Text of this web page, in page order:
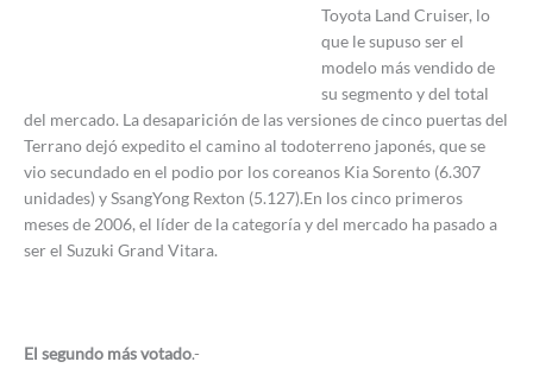
Toyota Land Cruiser, lo
que le supuso ser el
modelo más vendido de
su segmento y del total
del mercado. La desaparición de las versiones de cinco puertas del
Terrano dejó expedito el camino al todoterreno japonés, que se
vio secundado en el podio por los coreanos Kia Sorento (6.307
unidades) y SsangYong Rexton (5.127).En los cinco primeros
meses de 2006, el líder de la categoría y del mercado ha pasado a
ser el Suzuki Grand Vitara.
El segundo más votado.-